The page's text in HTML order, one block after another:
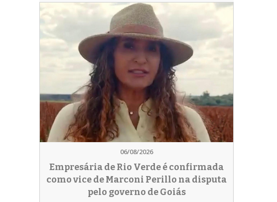
06/08/2026
Empresária de Rio Verde é confirmada
como vice de Marconi Perillo na disputa
pelo governo de Goiás